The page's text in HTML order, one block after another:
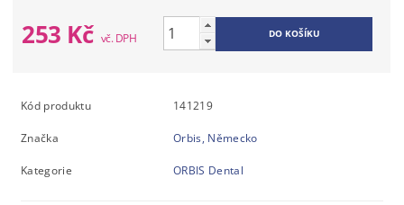
253 Kč
Kód produktu 141219
Značka Orbis, Německo
Kategorie ORBIS Dental